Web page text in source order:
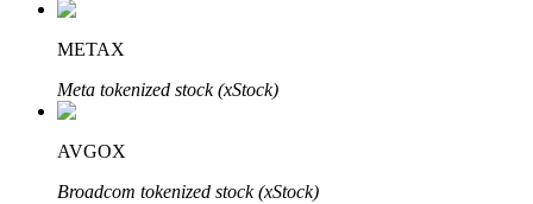
Bitruści Partnerzy
METAX
Meta tokenized stock (xStock)
AVGOX
Broadcom tokenized stock (xStock)